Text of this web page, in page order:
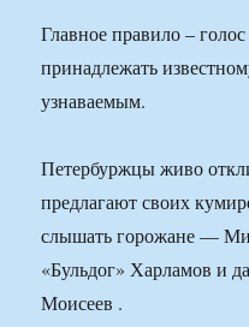
Главное правило –
принадлежать
узнаваемым.
Петербуржцы живо
предлагают своих
слышать горожане —
«Бульдог» Харламов и
Моисеев .